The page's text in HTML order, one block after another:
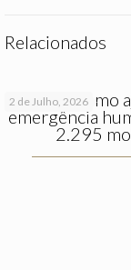
Relacionados
2 de Julho, 2026
Saiba como
emergência
2.295